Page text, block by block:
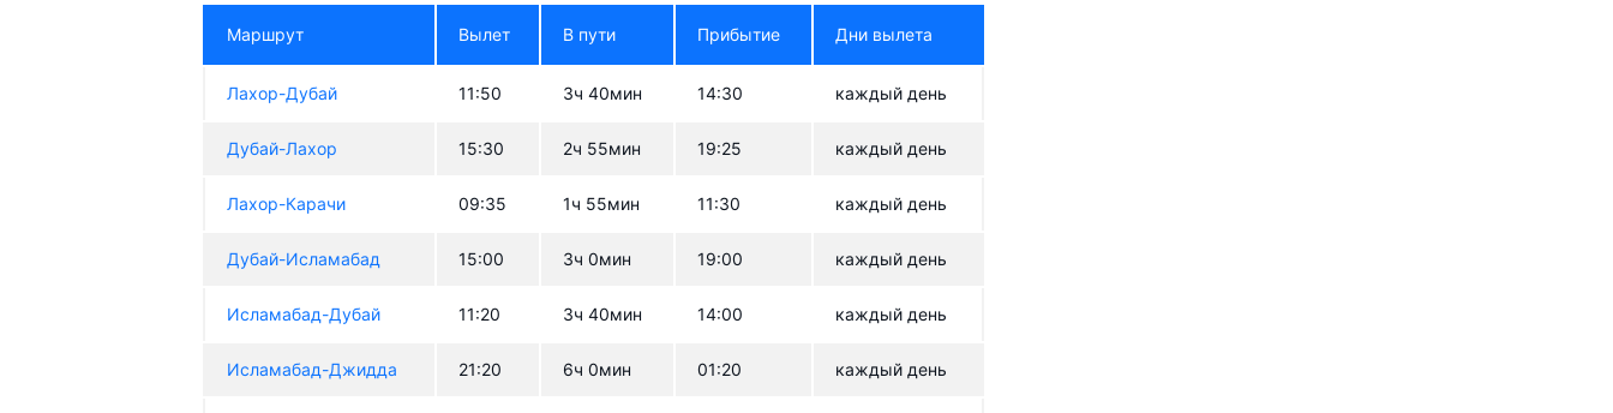
Маршрут Вылет В пути Прибытие Дни вылета
Лахор-Дубай 11:50 3ч 40мин 14:30 каждый день
Дубай-Лахор 15:30 2ч 55мин 19:25 каждый день
Лахор-Карачи 09:35 1ч 55мин 11:30 каждый день
Дубай-Исламабад 15:00 3ч 0мин 19:00 каждый день
Исламабад-Дубай 11:20 3ч 40мин 14:00 каждый день
Исламабад-Джидда 21:20 6ч 0мин 01:20 каждый день